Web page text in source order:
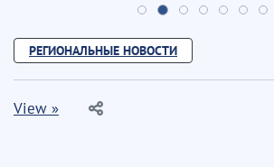
РЕГИОНАЛЬНЫЕ НОВОСТИ
View »